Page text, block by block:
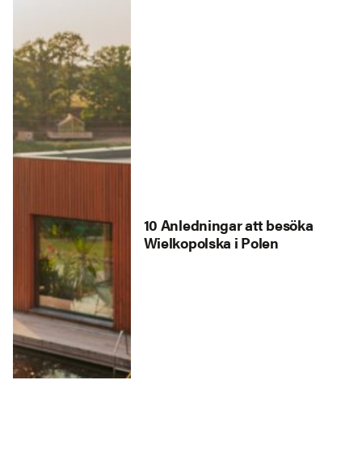
10 Anledningar att besöka
Wielkopolska i Polen